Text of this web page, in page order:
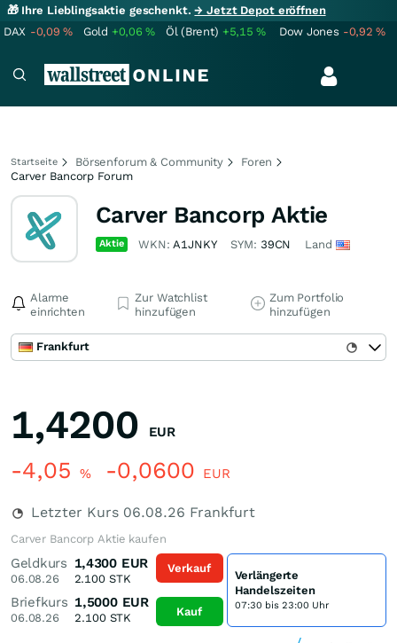
🎁 Ihre Lieblingsaktie geschenkt.→ Jetzt Depot eröffnen
DAX -0,09% Gold +0,06% Öl (Brent) +5,15% Dow Jones -0,92%
Startseite Börsenforum & Community
Foren
Carver Bancorp Forum
Carver Bancorp Aktie
Aktie WKN:A1JNKY SYM: 39CN Land
Alarme
einrichten
Zur Watchlist
hinzufügen
Zum Portfolio
hinzufügen
Frankfurt
1,4200 EUR
-4,05 % -0,0600 EUR
Letzter Kurs 06.08.26 Frankfurt
Carver Bancorp Aktie kaufen
Geldkurs
06.08.26
1,4300 EUR
2.100STK
Briefkurs
06.08.26
1,5000 EUR
2.100STK
Verkauf
Kauf
Verlängerte
Handelszeiten
07:30 bis 23:00 Uhr